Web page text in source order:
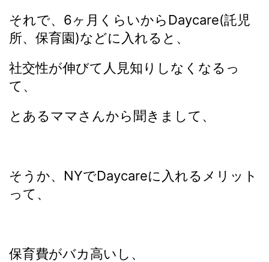
それで、6ヶ月くらいからDaycare(託児
所、保育園)などに入れると、
社交性が伸びて人見知りしなくなるっ
て、
とあるママさんから聞きまして、
そうか、NYでDaycareに入れるメリット
って、
保育費がバカ高いし、